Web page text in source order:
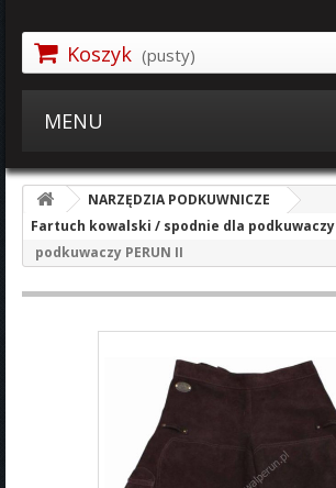
Koszyk (pusty)
MENU
NARZĘDZIA PODKUWNICZE
Fartuch kowalski / spodnie dla podkuwaczy
podkuwaczy PERUN II